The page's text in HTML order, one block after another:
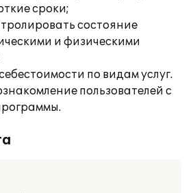
сроки;
состояние
и физическими
по видам услуг.
пользователей с